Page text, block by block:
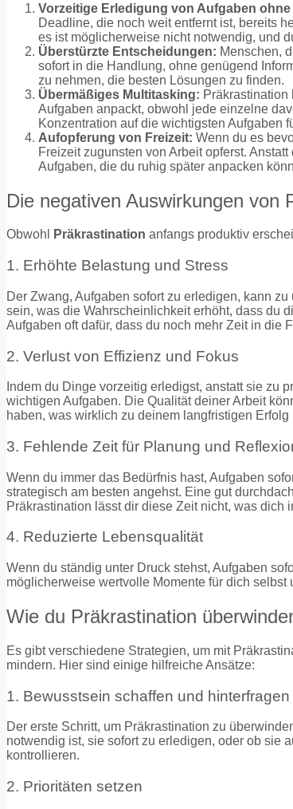
Vorzeitige Erledigung von Aufgaben
Deadline, die noch weit entfernt ist, bereits
es ist möglicherweise nicht notwendig, und
Überstürzte Entscheidungen: Menschen,
sofort in die Handlung, ohne genügend
zu nehmen, die besten Lösungen zu finden.
Übermäßiges Multitasking: Präkrastination
Aufgaben anpackt, obwohl jede einzelne
Konzentration auf die wichtigsten Aufgaben
Aufopferung von Freizeit: Wenn du es
Freizeit zugunsten von Arbeit opferst.
Aufgaben, die du ruhig später anpacken
Die negativen Auswirkungen von
Obwohl Präkrastination anfangs produktiv
1. Erhöhte Belastung und Stress
Der Zwang, Aufgaben sofort zu erledigen, kann
sein, was die Wahrscheinlichkeit erhöht, dass du
Aufgaben oft dafür, dass du noch mehr Zeit in die
2. Verlust von Effizienz und Fokus
Indem du Dinge vorzeitig erledigst, anstatt sie zu
wichtigen Aufgaben. Die Qualität deiner Arbeit
haben, was wirklich zu deinem langfristigen Erfolg
3. Fehlende Zeit für Planung und
Wenn du immer das Bedürfnis hast, Aufgaben
strategisch am besten angehst. Eine gut
Präkrastination lässt dir diese Zeit nicht, was dich
4. Reduzierte Lebensqualität
Wenn du ständig unter Druck stehst, Aufgaben
möglicherweise wertvolle Momente für dich
Wie du Präkrastination
Es gibt verschiedene Strategien, um mit
mindern. Hier sind einige hilfreiche Ansätze:
1. Bewusstsein schaffen und hinterfragen
Der erste Schritt, um Präkrastination zu
notwendig ist, sie sofort zu erledigen, oder ob sie
kontrollieren.
2. Prioritäten setzen